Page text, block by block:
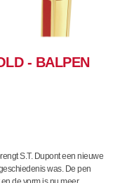
- BALPEN
S.T. Dupont een nieuwe
was. De pen